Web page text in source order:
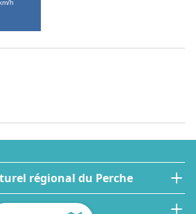
régional du Perche